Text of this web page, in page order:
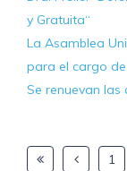
y Gratuita“
La Asamblea
para el cargo
Se renuevan las
1